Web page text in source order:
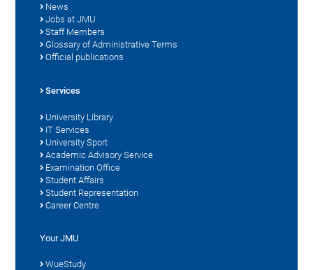
News
Jobs at JMU
Staff Members
Glossary of Administrative Terms
Official publications
Services
University Library
IT Services
University Sport
Academic Advisory Service
Examination Office
Student Affairs
Student Representation
Career Centre
Your JMU
WueStudy